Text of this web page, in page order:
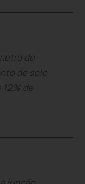
de
de solo
de